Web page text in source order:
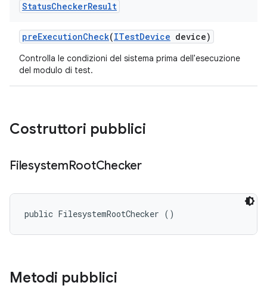
StatusCheckerResult
preExecutionCheck(ITestDevice device)
Controlla le condizioni del sistema prima dell'esecuzione
del modulo di test.
Costruttori pubblici
FilesystemRootChecker
public FilesystemRootChecker ()
Metodi pubblici